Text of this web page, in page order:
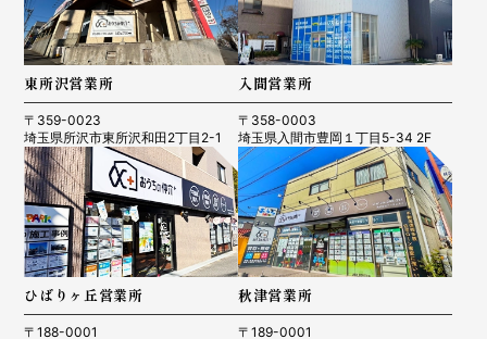
東所沢営業所
〒359-0023
埼玉県所沢市東所沢和田2丁目2-1
入間営業所
〒358-0003
埼玉県入間市豊岡１丁目5-34 2F
ひばりヶ丘営業所
〒188-0001
秋津営業所
〒189-0001